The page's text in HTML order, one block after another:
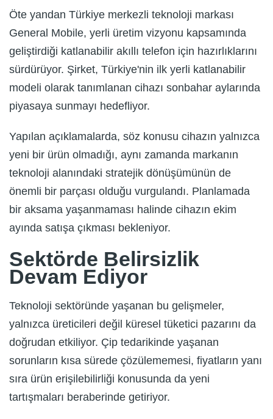
Öte yandan Türkiye merkezli teknoloji markası
General Mobile, yerli üretim vizyonu kapsamında
geliştirdiği katlanabilir akıllı telefon için hazırlıklarını
sürdürüyor. Şirket, Türkiye'nin ilk yerli katlanabilir
modeli olarak tanımlanan cihazı sonbahar aylarında
piyasaya sunmayı hedefliyor.
Yapılan açıklamalarda, söz konusu cihazın yalnızca
yeni bir ürün olmadığı, aynı zamanda markanın
teknoloji alanındaki stratejik dönüşümünün de
önemli bir parçası olduğu vurgulandı. Planlamada
bir aksama yaşanmaması halinde cihazın ekim
ayında satışa çıkması bekleniyor.
Sektörde Belirsizlik
Devam Ediyor
Teknoloji sektöründe yaşanan bu gelişmeler,
yalnızca üreticileri değil küresel tüketici pazarını da
doğrudan etkiliyor. Çip tedarikinde yaşanan
sorunların kısa sürede çözülememesi, fiyatların yanı
sıra ürün erişilebilirliği konusunda da yeni
tartışmaları beraberinde getiriyor.